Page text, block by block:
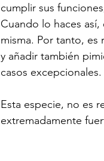
cumplir sus
Cuando lo haces
misma. Por tanto,
y añadir también
casos excepcionales.
Esta especie, no es
extremadamente